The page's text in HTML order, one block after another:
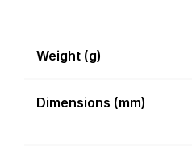
Weight (g)
Dimensions (mm)